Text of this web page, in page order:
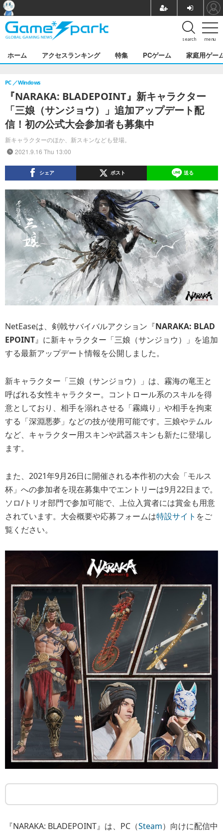
menu
search
ホーム アクセスランキング 特集 PCゲーム 家庭用ゲー
『NARAKA: BLADEPOINT』新キャラクター
「三娘（サンジョウ）」追加アップデート配
信！初の公式大会参加者も募集中
新キャラクターのほか、新スキンなども登場。
PC Windows
2021.9.16 Thu 13:00
シェア ポスト 送る
NetEaseは、剣戟サバイバルアクション『NARAKA: BLAD
EPOINT』に新キャラクター「三娘（サンジョウ）」を追加
する最新アップデート情報を公開しました。
新キャラクター「三娘（サンジョウ）」は、霧海の竜王と
呼ばれる女性キャラクター。コントロール系のスキルを得
意としており、相手を溺れさせる「霧織り」や相手を拘束
する「深淵悪夢」などの技が使用可能です。三娘やテムル
など、キャラクター用スキンや武器スキンも新たに登場し
ます。
また、2021年9月26日に開催される本作初の大会「モルス
杯」への参加者を現在募集中でエントリーは9月22日まで。
ソロ/トリオ部門で参加可能で、上位入賞者には賞金も用意
されています。大会概要や応募フォームは特設サイト をご
覧ください。
『NARAKA: BLADEPOINT』は、PC（Steam）向けに配信中